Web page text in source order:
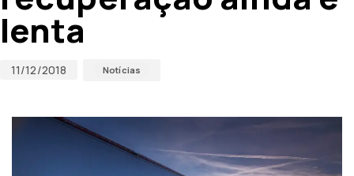
lenta
11/12/2018 Notícias